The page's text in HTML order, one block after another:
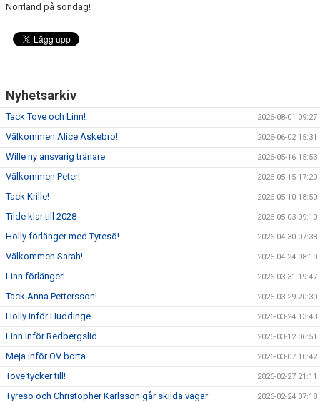
Norrland på söndag!
Nyhetsarkiv
Tack Tove och Linn! 2026-08-01 09:27
Välkommen Alice Askebro! 2026-06-02 15:31
Wille ny ansvarig tränare 2026-05-16 15:53
Välkommen Peter! 2026-05-15 17:20
Tack Krille! 2026-05-10 18:50
Tilde klar till 2028 2026-05-03 09:10
Holly förlänger med Tyresö! 2026-04-30 07:38
Välkommen Sarah! 2026-04-24 08:10
Linn förlänger! 2026-03-31 19:47
Tack Anna Pettersson! 2026-03-29 20:30
Holly inför Huddinge 2026-03-24 13:43
Linn inför Redbergslid 2026-03-12 06:51
Meja inför OV borta 2026-03-07 10:42
Tove tycker till! 2026-02-27 21:11
Tyresö och Christopher Karlsson går skilda vägar 2026-02-24 07:18